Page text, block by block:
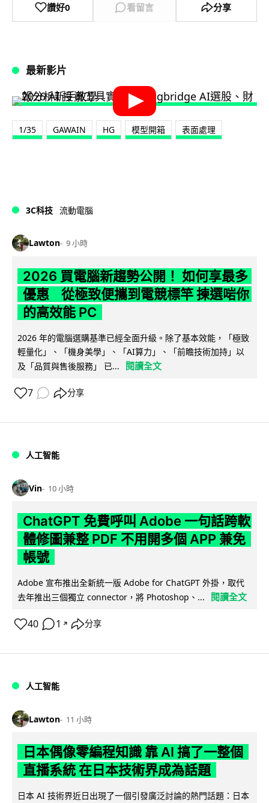
讚好0 看留言 分享
最新影片
1/35 GAWAIN HG 模型開箱 表面處理
3C科技 流動電腦
Lawton 9 小時
2026 買電腦新趨勢公開！ 如何享最多
優惠 從極致便攜到電競標竿 揀選啱你
的高效能 PC
2026 年的電腦選購基準已經全面升級。除了基本效能，「極致
輕量化」、「機身美學」、「AI算力」、「前瞻技術加持」以
及「品質與售後服務」 已...
閱讀全文
7 分享
人工智能
Vin 10 小時
ChatGPT 免費呼叫 Adobe 一句話跨軟
體修圖兼整 PDF 不用開多個 APP 兼免
帳號
Adobe 宣布推出全新統一版 Adobe for ChatGPT 外掛，取代
去年推出三個獨立 connector，將 Photoshop、...
閱讀全文
40 1 ↗ 分享
人工智能
Lawton 11 小時
日本偶像零編程知識 靠 AI 搞了一整個
直播系統 在日本技術界成為話題
日本 AI 技術界近日出現了一個引發廣泛討論的熱門話題：日本